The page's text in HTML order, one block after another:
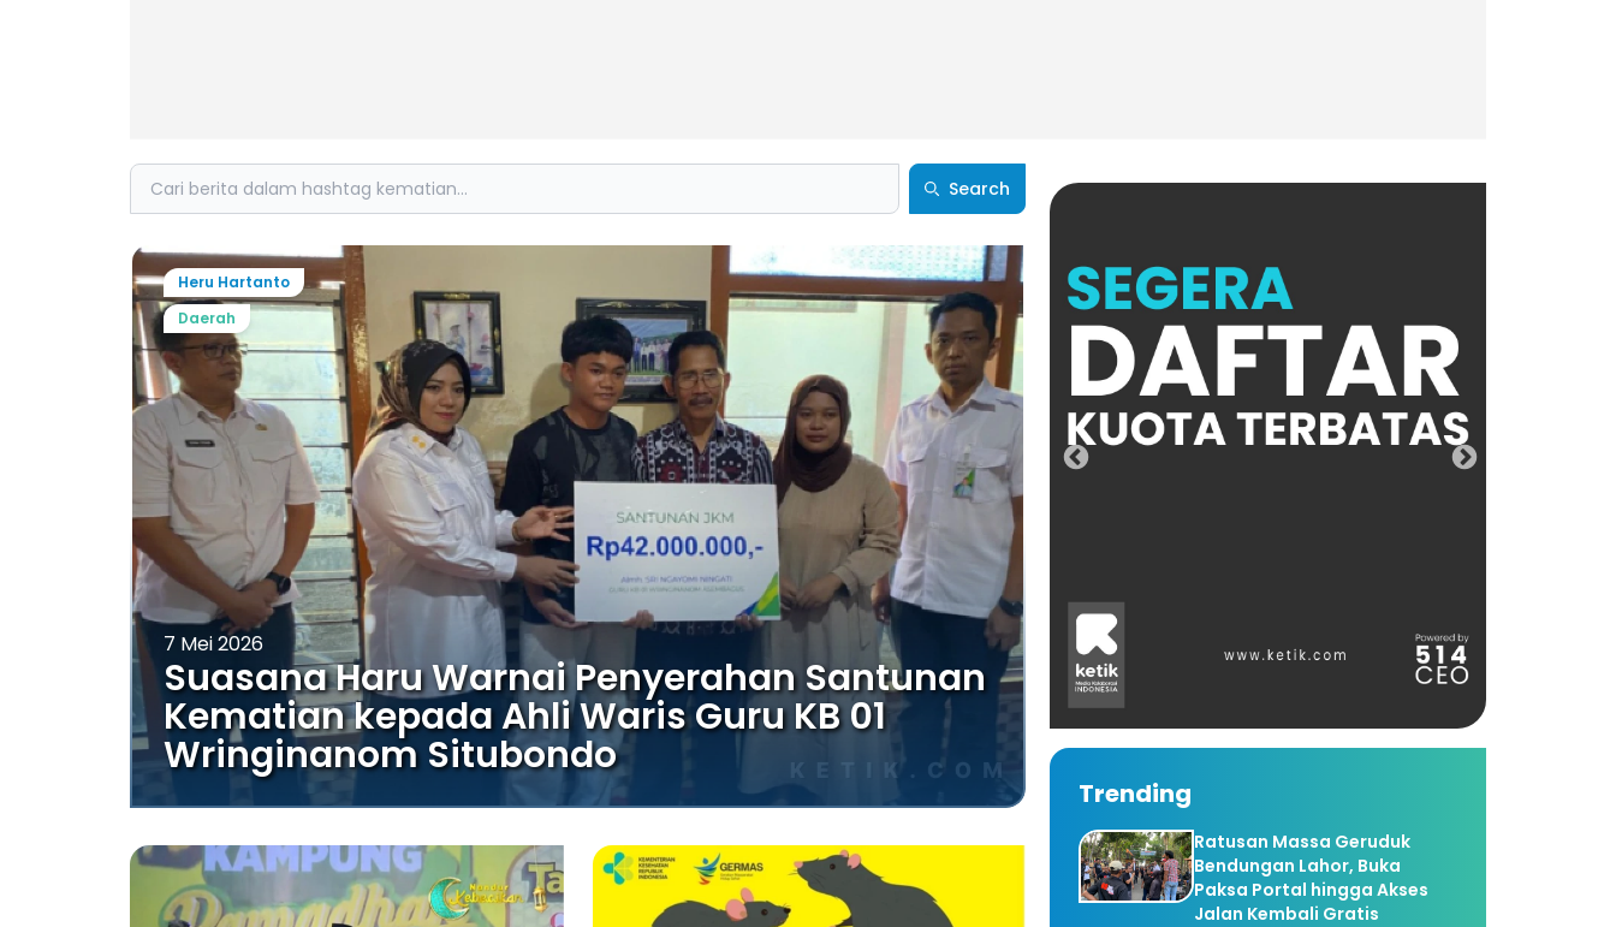
Search Search
7 Mei 2026
Suasana Haru Warnai Penyerahan Santunan
Kematian kepada Ahli Waris Guru KB 01
Wringinanom Situbondo
Heru Hartanto
Daerah
Trending
Ratusan Massa Geruduk
Bendungan Lahor, Buka
Paksa Portal hingga Akses
Jalan Kembali Gratis